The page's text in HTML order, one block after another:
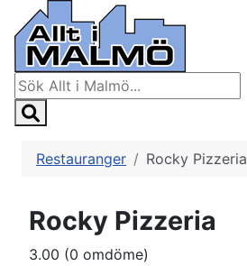
Restauranger Rocky Pizzeria
Rocky Pizzeria
3.00 (0 omdöme)